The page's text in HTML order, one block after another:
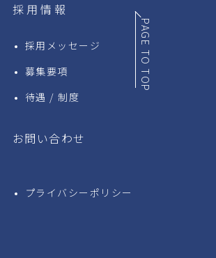
採用情報
採用メッセージ
募集要項
待遇 / 制度
お問い合わせ
プライバシーポリシー
PAGE TO TOP